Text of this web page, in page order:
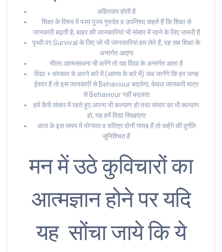
अहितकर होती है
शिक्षा के विषय में परम पूज्य गुरुदेव व उपनिषद कहते हैं कि शिक्षा से
जानकारी बढ़ती है, बाहर की जानकारियां भी संसार में रहने के लिए जरूरी है
पृथ्वी पर Survival के लिए जो भी जानकारियां हम लेते हैं, वह सब शिक्षा के
अन्तर्गत आएंगा
भीतर आत्मसाधना भी करेंगे तो यह विद्या के अन्तर्गत आता है
विद्या + संस्कार से अपने बारे में (आत्मा के बारे में) जब जानेंगे कि हर जगह
ईश्वर है तो इस जानकारी से Behaviour बदलेगा, केवल जानकरी मात्र
से Behaviour नहीं बदलता
हमें कैसे संसार में रहते हुए अपना भी कल्याण हो तथा संसार का भी कल्याण
हो, यह हमें विद्या सिखाएगा
आज के इस समय में योग्यता व चरित्र दोनों गायब हैं तो कहेंगे की दुर्गति
सुनिश्चित है
मन में उठे कुविचारों का
आत्मज्ञान होने पर यदि
यह सोंचा जाये कि ये